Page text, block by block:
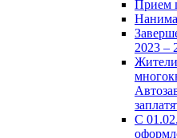
Прием
2023 –
С